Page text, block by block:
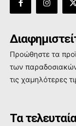
Προώθηστε τα
των
τις χαμηλότερες
Τα τελευταία